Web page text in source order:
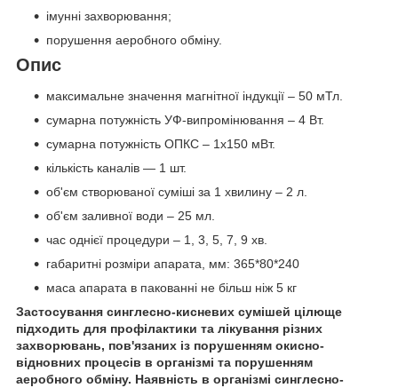
імунні захворювання;
порушення аеробного обміну.
Опис
максимальне значення магнітної індукції – 50 мТл.
сумарна потужність УФ-випромінювання – 4 Вт.
сумарна потужність ОПКС – 1х150 мВт.
кількість каналів — 1 шт.
об'єм створюваної суміші за 1 хвилину – 2 л.
об'єм заливної води – 25 мл.
час однієї процедури – 1, 3, 5, 7, 9 хв.
габаритні розміри апарата, мм: 365*80*240
маса апарата в пакованні не більш ніж 5 кг
Застосування синглесно-кисневих сумішей цілюще
підходить для профілактики та лікування різних
захворювань, пов'язаних із порушенням окисно-
відновних процесів в організмі та порушенням
аеробного обміну. Наявність в організмі синглесно-